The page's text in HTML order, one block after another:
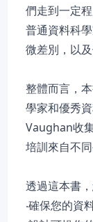
們走到一定
普通資料科
微差別，以
整體而言，
學家和優秀
Vaughan收
培訓來自不
透過這本書
‧確保您的資